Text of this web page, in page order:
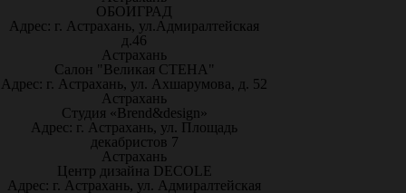
ОБОИГРАД
Адрес: г. Астрахань, ул.Адмиралтейская
д.46
Астрахань
Салон "Великая СТЕНА"
Адрес: г. Астрахань, ул. Ахшарумова, д. 52
Астрахань
Студия «Brend&design»
Адрес: г. Астрахань, ул. Площадь
декабристов 7
Астрахань
Центр дизайна DECOLE
Адрес: г. Астрахань, ул. Адмиралтейская